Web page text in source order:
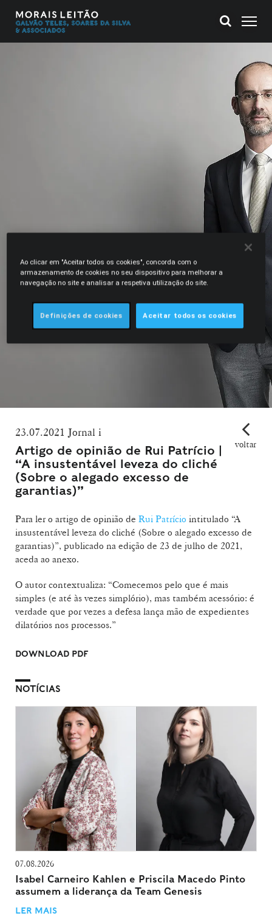
23.07.2021 Jornal i
Artigo de opinião de Rui Patrício |
“A insustentável leveza do cliché
(Sobre o alegado excesso de
garantias)”
voltar
Para ler o artigo de opinião de Rui Patrício intitulado “A
insustentável leveza do cliché (Sobre o alegado excesso de
garantias)”, publicado na edição de 23 de julho de 2021,
aceda ao anexo.
O autor contextualiza: “Comecemos pelo que é mais
simples (e até às vezes simplório), mas também acessório: é
verdade que por vezes a defesa lança mão de expedientes
dilatórios nos processos.”
DOWNLOAD PDF
NOTÍCIAS
07.08.2026
Isabel Carneiro Kahlen e Priscila Macedo Pinto
assumem a liderança da Team Genesis
LER MAIS
Ao clicar em "Aceitar todos os cookies", concorda com o
armazenamento de cookies no seu dispositivo para melhorar a
navegação no site e analisar a respetiva utilização do site.
Definições de cookies Aceitar todos os cookies